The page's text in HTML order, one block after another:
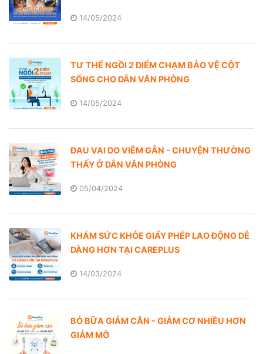
14/05/2024
TƯ THẾ NGỒI 2 ĐIỂM CHẠM BẢO VỆ CỘT
SỐNG CHO DÂN VĂN PHÒNG
14/05/2024
ĐAU VAI DO VIÊM GÂN - CHUYỆN THƯỜNG
THẤY Ở DÂN VĂN PHÒNG
05/04/2024
KHÁM SỨC KHỎE GIẤY PHÉP LAO ĐỘNG DỄ
DÀNG HƠN TẠI CAREPLUS
14/03/2024
BỎ BỮA GIẢM CÂN - GIẢM CƠ NHIỀU HƠN
GIẢM MỠ